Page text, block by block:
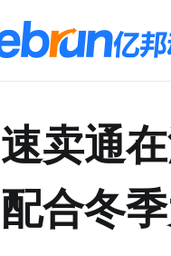
速卖通
配合冬